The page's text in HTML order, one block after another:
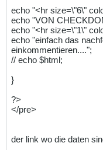
echo "<hr size=\"6\"
echo "VON
echo "<hr size=\"1\"
echo "einfach das
einkommentieren....";
// echo $html;
}
?>
</pre>
der link wo die daten